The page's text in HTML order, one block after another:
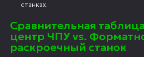
станках.
Сравнительная
центр ЧПУ vs.
раскроечный станок